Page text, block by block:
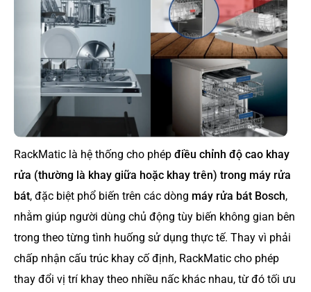
RackMatic là hệ thống cho phép điều chỉnh độ cao khay
rửa (thường là khay giữa hoặc khay trên) trong máy rửa
bát, đặc biệt phổ biến trên các dòng máy rửa bát Bosch,
nhằm giúp người dùng chủ động tùy biến không gian bên
trong theo từng tình huống sử dụng thực tế. Thay vì phải
chấp nhận cấu trúc khay cố định, RackMatic cho phép
thay đổi vị trí khay theo nhiều nấc khác nhau, từ đó tối ưu